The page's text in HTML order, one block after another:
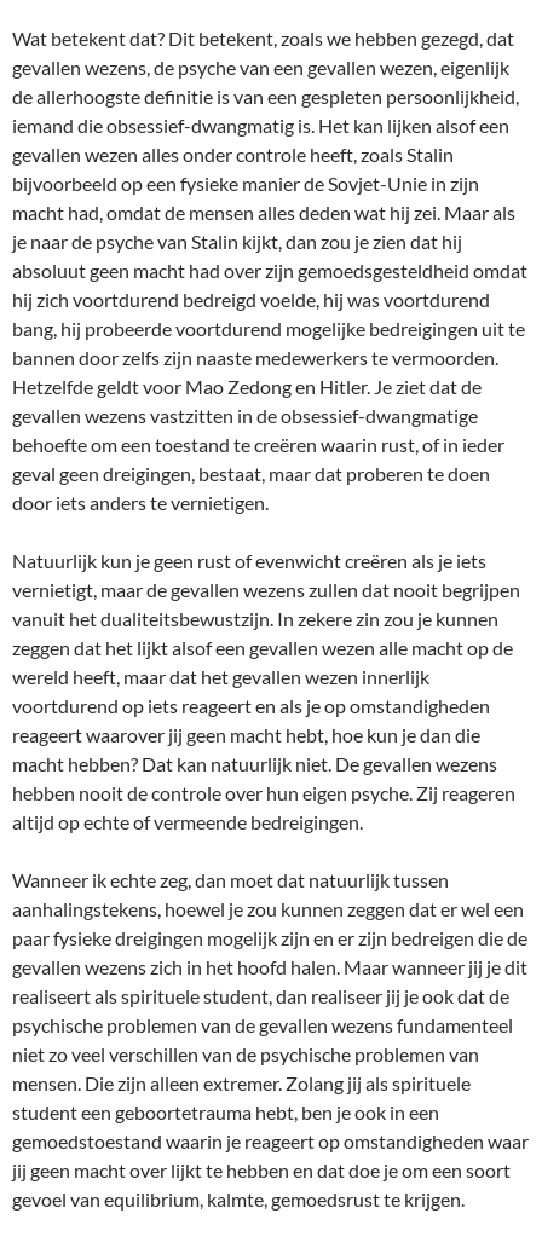
Wat betekent dat? Dit betekent, zoals we hebben gezegd, dat
gevallen wezens, de psyche van een gevallen wezen, eigenlijk
de allerhoogste definitie is van een gespleten persoonlijkheid,
iemand die obsessief-dwangmatig is. Het kan lijken alsof een
gevallen wezen alles onder controle heeft, zoals Stalin
bijvoorbeeld op een fysieke manier de Sovjet-Unie in zijn
macht had, omdat de mensen alles deden wat hij zei. Maar als
je naar de psyche van Stalin kijkt, dan zou je zien dat hij
absoluut geen macht had over zijn gemoedsgesteldheid omdat
hij zich voortdurend bedreigd voelde, hij was voortdurend
bang, hij probeerde voortdurend mogelijke bedreigingen uit te
bannen door zelfs zijn naaste medewerkers te vermoorden.
Hetzelfde geldt voor Mao Zedong en Hitler. Je ziet dat de
gevallen wezens vastzitten in de obsessief-dwangmatige
behoefte om een toestand te creëren waarin rust, of in ieder
geval geen dreigingen, bestaat, maar dat proberen te doen
door iets anders te vernietigen.
Natuurlijk kun je geen rust of evenwicht creëren als je iets
vernietigt, maar de gevallen wezens zullen dat nooit begrijpen
vanuit het dualiteitsbewustzijn. In zekere zin zou je kunnen
zeggen dat het lijkt alsof een gevallen wezen alle macht op de
wereld heeft, maar dat het gevallen wezen innerlijk
voortdurend op iets reageert en als je op omstandigheden
reageert waarover jij geen macht hebt, hoe kun je dan die
macht hebben? Dat kan natuurlijk niet. De gevallen wezens
hebben nooit de controle over hun eigen psyche. Zij reageren
altijd op echte of vermeende bedreigingen.
Wanneer ik echte zeg, dan moet dat natuurlijk tussen
aanhalingstekens, hoewel je zou kunnen zeggen dat er wel een
paar fysieke dreigingen mogelijk zijn en er zijn bedreigen die de
gevallen wezens zich in het hoofd halen. Maar wanneer jij je dit
realiseert als spirituele student, dan realiseer jij je ook dat de
psychische problemen van de gevallen wezens fundamenteel
niet zo veel verschillen van de psychische problemen van
mensen. Die zijn alleen extremer. Zolang jij als spirituele
student een geboortetrauma hebt, ben je ook in een
gemoedstoestand waarin je reageert op omstandigheden waar
jij geen macht over lijkt te hebben en dat doe je om een soort
gevoel van equilibrium, kalmte, gemoedsrust te krijgen.